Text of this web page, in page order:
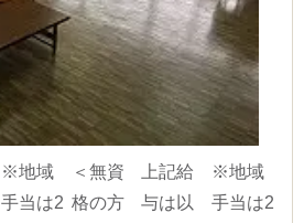
※地域
手当は2
＜無資
格の方
上記給
与は以
※地域
手当は2